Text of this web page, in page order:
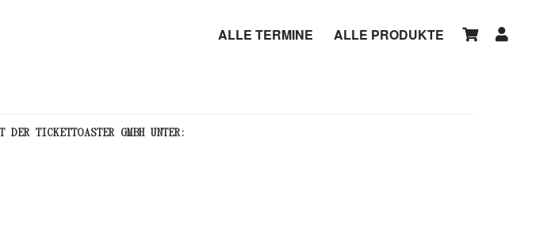
ALLE TERMINE ALLE PRODUKTE
TICKETTOASTER GMBH UNTER: